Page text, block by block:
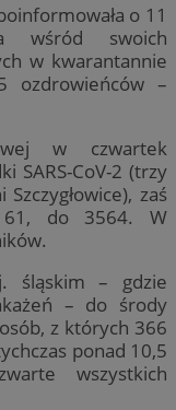
o 11
wśród swoich
w kwarantannie
ozdrowieńców –
w czwartek
SARS-CoV-2 (trzy
zaś
61, do 3564. W
śląskim – gdzie
– do środy
z których 366
ponad 10,5
wszystkich